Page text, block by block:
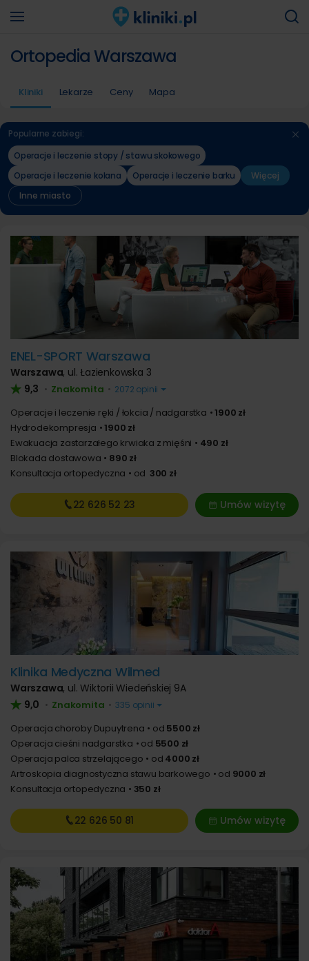
Ortopedia Warszawa
Kliniki Lekarze Ceny Mapa
Popularne zabiegi:
Operacje i leczenie stopy / stawu skokowego
Operacje i leczenie kolana
Operacje i leczenie barku
Więcej
Inne miasto
ENEL-SPORT Warszawa
Warszawa, ul. Łazienkowska 3
9,3 • Znakomita • 2072 opinii
Operacje i leczenie ręki / łokcia / nadgarstka
1900 zł
Hydrodekompresja
1900 zł
Ewakuacja zastarzałego krwiaka z mięśni
490 zł
Blokada dostawowa
890 zł
Konsultacja ortopedyczna
od 300 zł
Umów wizytę
22 626 52 23
Klinika Medyczna Wilmed
Warszawa, ul. Wiktorii Wiedeńskiej 9A
9,0 • Znakomita • 335 opinii
Operacja choroby Dupuytrena od 5500 zł
Operacja cieśni nadgarstka
od 5500 zł
Operacja palca strzelającego
od 4000 zł
Artroskopia diagnostyczna stawu barkowego
od 9000 zł
Konsultacja ortopedyczna
350 zł
Umów wizytę
22 626 50 81